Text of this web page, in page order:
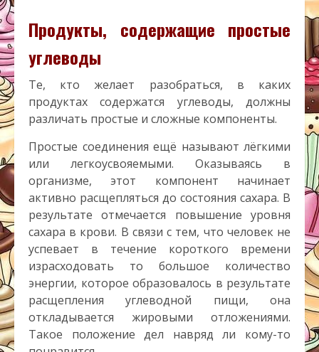
Продукты, содержащие простые
углеводы
Те, кто желает разобраться, в каких
продуктах содержатся углеводы, должны
различать простые и сложные компоненты.
Простые соединения ещё называют лёгкими
или легкоусвояемыми. Оказываясь в
организме, этот компонент начинает
активно расщепляться до состояния сахара. В
результате отмечается повышение уровня
сахара в крови. В связи с тем, что человек не
успевает в течение короткого времени
израсходовать то большое количество
энергии, которое образовалось в результате
расщепления углеводной пищи, она
откладывается жировыми отложениями.
Такое положение дел навряд ли кому-то